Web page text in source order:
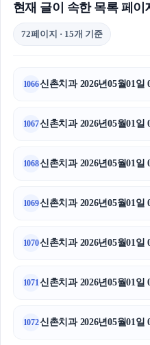
현재 글이 속한 목록 페이
72페이지 · 15개 기준
1066신촌치과 2026년05월01일
1067신촌치과 2026년05월01일
1068신촌치과 2026년05월01일
1069신촌치과 2026년05월01일
1070신촌치과 2026년05월01일
1071신촌치과 2026년05월01일
1072신촌치과 2026년05월01일